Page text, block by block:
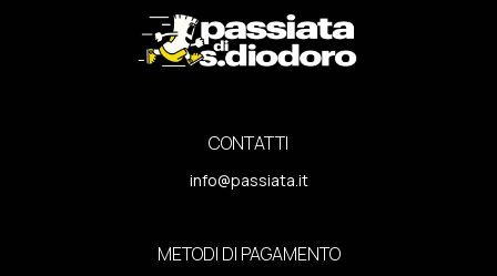
CONTATTI
info@passiata.it
METODI DI PAGAMENTO